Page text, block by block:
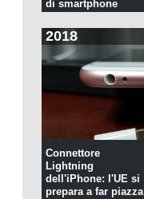
di smartphone
2018
Connettore
Lightning
dell'iPhone: l'UE si
prepara a far piazza